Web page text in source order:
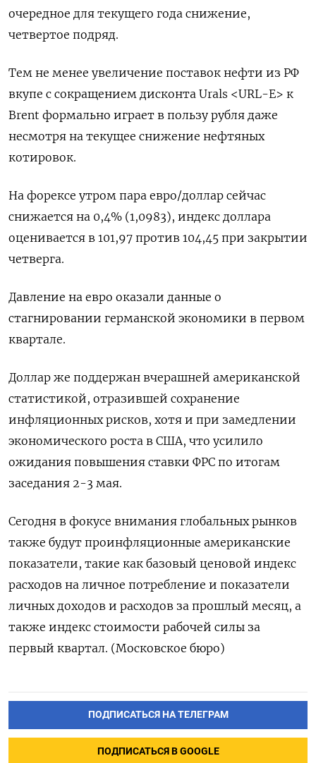
очередное для текущего года снижение,
четвертое подряд.
Тем не менее увеличение поставок нефти из РФ
вкупе с сокращением дисконта Urals <URL-E> к
Brent формально играет в пользу рубля даже
несмотря на текущее снижение нефтяных
котировок.
На форексе утром пара евро/доллар сейчас
снижается на 0,4% (1,0983), индекс доллара
оценивается в 101,97 против 104,45 при закрытии
четверга.
Давление на евро оказали данные о
стагнировании германской экономики в первом
квартале.
Доллар же поддержан вчерашней американской
статистикой, отразившей сохранение
инфляционных рисков, хотя и при замедлении
экономического роста в США, что усилило
ожидания повышения ставки ФРС по итогам
заседания 2-3 мая.
Сегодня в фокусе внимания глобальных рынков
также будут проинфляционные американские
показатели, такие как базовый ценовой индекс
расходов на личное потребление и показатели
личных доходов и расходов за прошлый месяц, а
также индекс стоимости рабочей силы за
первый квартал. (Московское бюро)
ПОДПИСАТЬСЯ НА ТЕЛЕГРАМ
ПОДПИСАТЬСЯ В GOOGLE